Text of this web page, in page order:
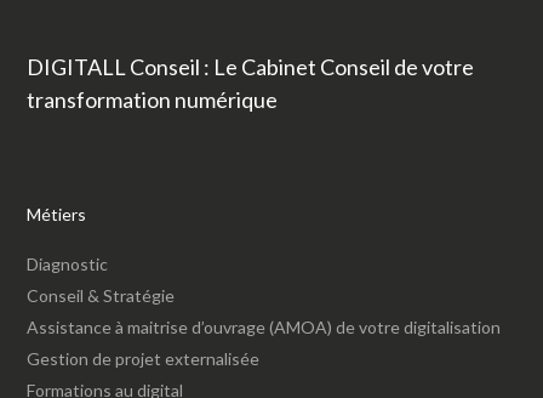
DIGITALL Conseil : Le Cabinet Conseil de votre
transformation numérique
Métiers
Diagnostic
Conseil & Stratégie
Assistance à maitrise d’ouvrage (AMOA) de votre digitalisation
Gestion de projet externalisée
Formations au digital